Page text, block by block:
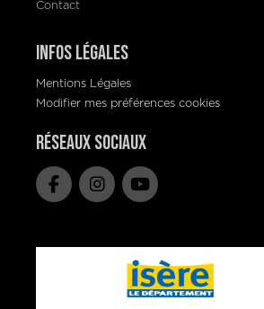
Contact
Infos Légales
Mentions Légales
Modifier mes préférences cookies
Réseaux Sociaux